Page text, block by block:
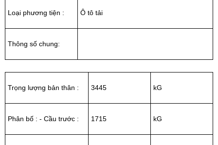
Loại phương tiện : Ô tô tải
Thông số chung:
Trọng lượng bản thân : 3445 kG
Phân bố : - Cầu trước : 1715 kG